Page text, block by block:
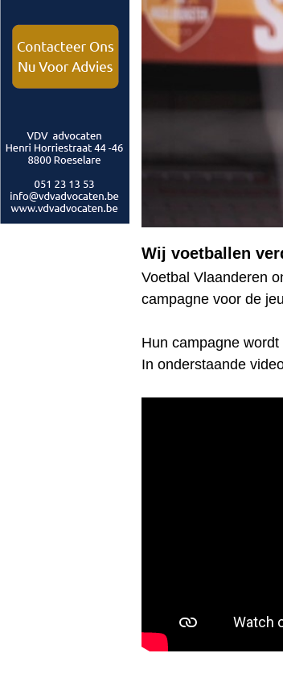
Wij voetballen
Voetbal Vlaanderen
campagne voor de
Hun campagne
In onderstaande